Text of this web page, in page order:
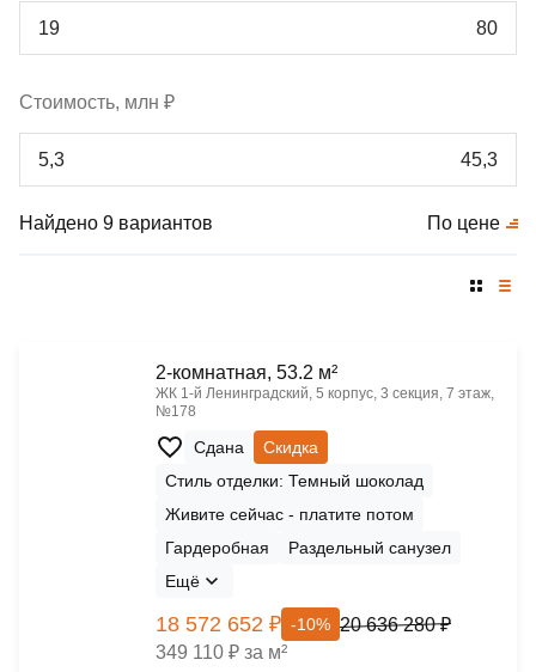
Стоимость, млн ₽
Найдено 9 вариантов По цене
2-комнатная, 53.2 м²
ЖК 1‑й Ленинградский, 5 корпус, 3 секция, 7 этаж,
№178
Сдана
Скидка
Стиль отделки: Темный шоколад
Живите сейчас - платите потом
Гардеробная
Раздельный санузел
Ещё
18 572 652 ₽ -10% 20 636 280 ₽
349 110 ₽ за м²